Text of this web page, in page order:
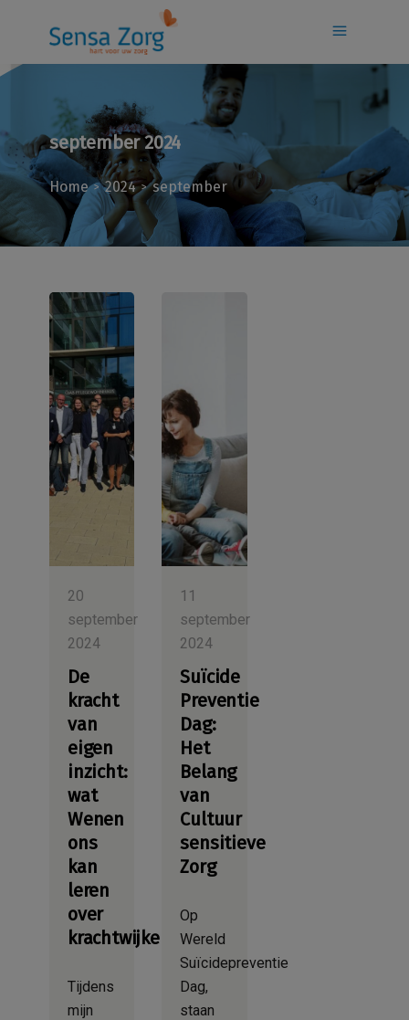
september 2024
Home>2024>september
20
september
2024
De
kracht
van
eigen
inzicht:
wat
Wenen
ons
kan
leren
over
krachtwijken
Tijdens
mijn
11
september
2024
Suïcide
Preventie
Dag:
Het
Belang
van
Cultuur
sensitieve
Zorg
Op
Wereld
Suïcidepreventie
Dag,
staan